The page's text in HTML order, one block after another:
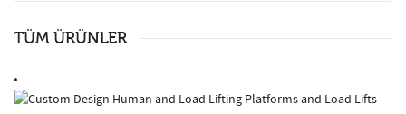
TÜM ÜRÜNLER